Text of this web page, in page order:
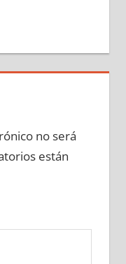
no será
están